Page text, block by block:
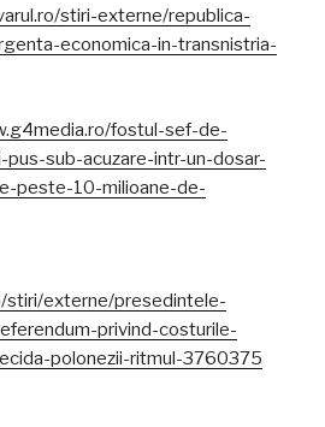
stiri-externe/republica-
economica-in-transnistria-
fostul-sef-de-
sub-acuzare-intr-un-dosar-
peste-10-milioane-de-
externe/presedintele-
privind-costurile-
polonezii-ritmul-3760375